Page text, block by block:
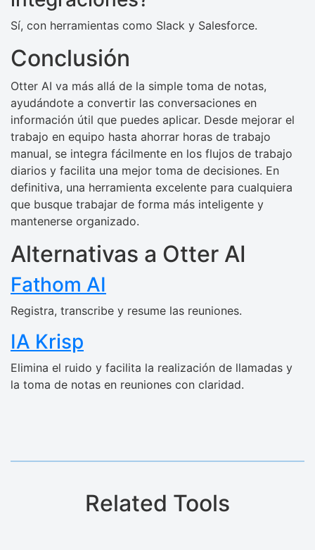
Sí, con herramientas como Slack y Salesforce.
Conclusión
Otter AI va más allá de la simple toma de notas,
ayudándote a convertir las conversaciones en
información útil que puedes aplicar. Desde mejorar el
trabajo en equipo hasta ahorrar horas de trabajo
manual, se integra fácilmente en los flujos de trabajo
diarios y facilita una mejor toma de decisiones. En
definitiva, una herramienta excelente para cualquiera
que busque trabajar de forma más inteligente y
mantenerse organizado.
Alternativas a Otter AI
Fathom AI
Registra, transcribe y resume las reuniones.
IA Krisp
Elimina el ruido y facilita la realización de llamadas y
la toma de notas en reuniones con claridad.
Related Tools